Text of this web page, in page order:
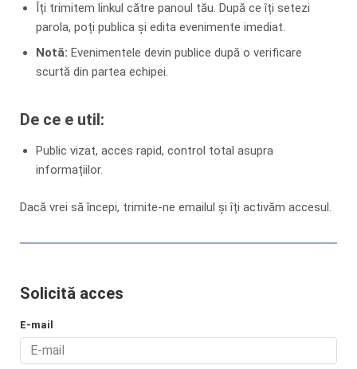
Îți trimitem linkul către panoul tău. După ce îți setezi
parola, poți publica și edita evenimente imediat.
Notă: Evenimentele devin publice după o verificare
scurtă din partea echipei.
De ce e util:
Public vizat, acces rapid, control total asupra
informațiilor.
Dacă vrei să începi, trimite-ne emailul și îți activăm accesul.
Solicită acces
E-mail